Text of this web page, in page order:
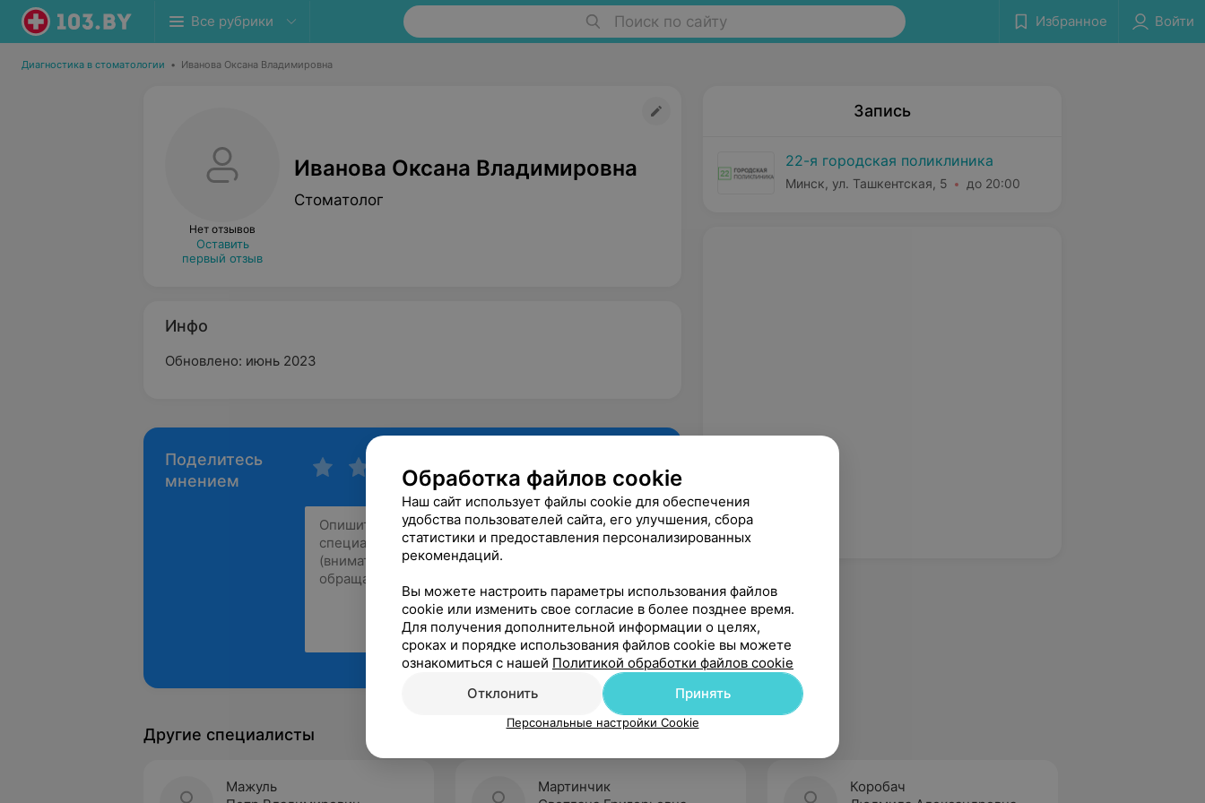
Все рубрики Поиск по сайту Избранное Войти
Диагностика в стоматологии • Иванова Оксана Владимировна
Нет отзывов
Оставить
первый отзыв
Иванова Оксана Владимировна
Стоматолог
Инфо
Обновлено: июнь 2023
Поделитесь
мнением
Рекомендую
Запись
22-я городская поликлиника
Минск, ул. Ташкентская, 5 до 20:00
Другие специалисты
Мажуль
Мартинчик
Коробач
Обработка файлов cookie
Наш сайт использует файлы cookie для обеспечения
удобства пользователей сайта, его улучшения, сбора
статистики и предоставления персонализированных
рекомендаций.
Вы можете настроить параметры использования файлов
cookie или изменить свое согласие в более позднее время.
Для получения дополнительной информации о целях,
сроках и порядке использования файлов cookie вы можете
ознакомиться с нашей Политикой обработки файлов cookie
Отклонить
Принять
Персональные настройки Cookie